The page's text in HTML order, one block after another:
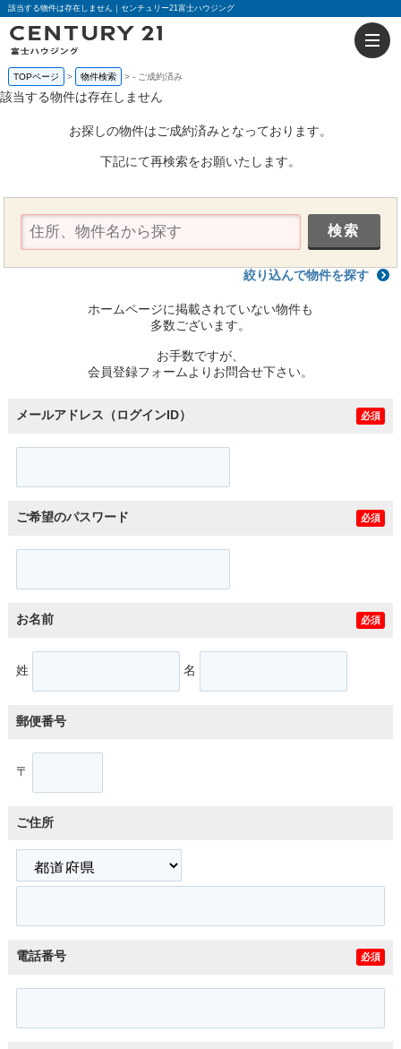
該当する物件は存在しません｜センチュリー21富士ハウジング
TOPページ 物件検索 - ご成約済み
該当する物件は存在しません
お探しの物件はご成約済みとなっております。
下記にて再検索をお願いたします。
絞り込んで物件を探す
ホームページに掲載されていない物件も
多数ございます。
お手数ですが、
会員登録フォームよりお問合せ下さい。
メールアドレス（ログインID） 必須
ご希望のパスワード 必須
お名前 必須
姓 名
郵便番号
〒
ご住所
電話番号 必須